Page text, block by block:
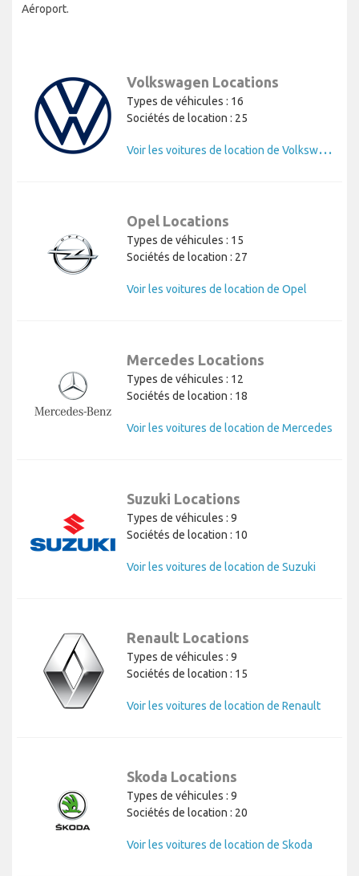
Aéroport.
Volkswagen Locations
Types de véhicules : 16
Sociétés de location : 25
V
oir les voitures de location de Volkswagen
Opel Locations
Types de véhicules : 15
Sociétés de location : 27
Voir les voitures de location de Opel
Mercedes Locations
Types de véhicules : 12
Sociétés de location : 18
Voir les voitures de location de Mercedes
Suzuki Locations
Types de véhicules : 9
Sociétés de location : 10
Voir les voitures de location de Suzuki
Renault Locations
Types de véhicules : 9
Sociétés de location : 15
Voir les voitures de location de Renault
Skoda Locations
Types de véhicules : 9
Sociétés de location : 20
Voir les voitures de location de Skoda